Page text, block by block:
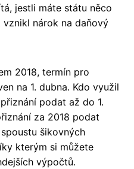
jestli máte státu něco
nárok na daňový
2018, termín pro
na 1. dubna. Kdo využil
podat až do 1.
za 2018 podat
šikovných
kterým si můžete
výpočtů.